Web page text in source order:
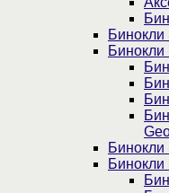
Бинокли
Бинокли
Бинокли
Бинокли